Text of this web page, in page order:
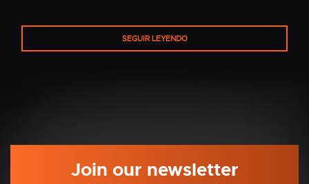
SEGUIR LEYENDO
Join our newsletter